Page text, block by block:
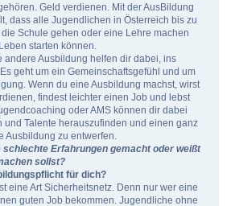
Geld verdienen. Mit der AusBildung
dass alle Jugendlichen in Österreich bis zu
Schule gehen oder eine Lehre machen
starten können.
andere Ausbildung helfen dir dabei, ins
geht um ein Gemeinschaftsgefühl und um
Wenn du eine Ausbildung machst, wirst
findest leichter einen Job und lebst
oder AMS können dir dabei
und Talente herauszufinden und einen ganz
Ausbildung zu entwerfen.
schlechte Erfahrungen gemacht oder weißt
sollst?
für dich?
eine Art Sicherheitsnetz. Denn nur wer eine
guten Job bekommen. Jugendliche ohne